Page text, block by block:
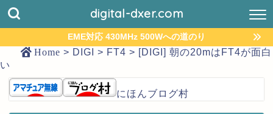
digital-dxer.com
EME対応 430MHz 500Wへの道のり
Home > DIGI > FT4 > [DIGI] 朝の20mはFT4が面白
い
にほんブログ村